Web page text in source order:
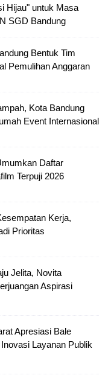
Hijau" untuk Masa
SGD Bandung
Bentuk Tim
Pemulihan Anggaran
Kota Bandung
Event Internasional
Daftar
Terpuji 2026
Kerja,
Prioritas
Jelita, Novita
Aspirasi
Apresiasi Bale
Layanan Publik